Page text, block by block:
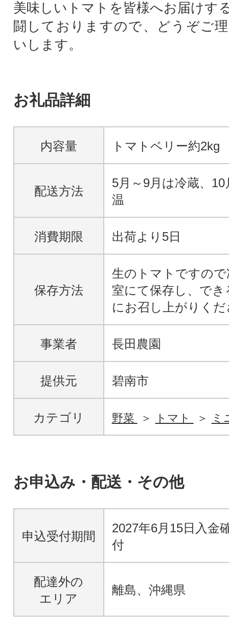
美味しいトマトを皆様へお届けす
闘しておりますので、どうぞご
いします。
お礼品詳細
内容量 トマトベリー約2kg
配送方法
5月～9月は冷蔵、
温
消費期限 出荷より5日
保存方法
生のトマトですの
室にて保存し、で
にお召し上がりく
事業者 長田農園
提供元 碧南市
カテゴリ 野菜 トマト ミ
お申込み・配送・その他
申込受付期間
2027年6月15日入金
付
配達外の
エリア
離島、沖縄県